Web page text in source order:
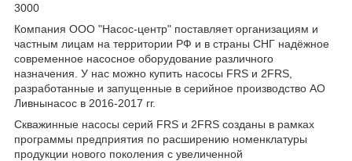
3000
Компания ООО "Насос-центр" поставляет организациям и
частным лицам на территории РФ и в страны СНГ надёжное
современное насосное оборудование различного
назначения. У нас можно купить насосы FRS и 2FRS,
разработанные и запущенные в серийное производство АО
Ливнынасос в 2016-2017 гг.
Скважинные насосы серий FRS и 2FRS созданы в рамках
программы предприятия по расширению номенклатуры
продукции нового поколения с увеличенной